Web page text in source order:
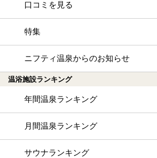
口コミを見る
特集
ニフティ温泉からのお知らせ
温浴施設ランキング
年間温泉ランキング
月間温泉ランキング
サウナランキング